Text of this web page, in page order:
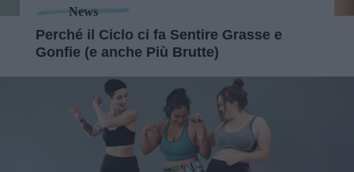
News
Perché il Ciclo ci fa Sentire Grasse e
Gonfie (e anche Più Brutte)